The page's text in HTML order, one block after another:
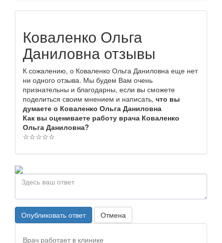
Коваленко Ольга
Даниловна отзывы
К сожалению, о Коваленко Ольга Даниловна еще нет
ни одного отзыва. Мы будем Вам очень
признательны и благодарны, если вы сможете
поделиться своим мнением и написать, что вы
думаете о Коваленко Ольга Даниловна
Как вы оцениваете работу врача Коваленко
Ольга Даниловна?
☆☆☆☆☆
Опубликовать ответ Отмена
Врач работает в клинике